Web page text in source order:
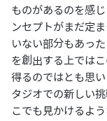
ものがあるのを感
ンセプトがまだ定
いない部分もあっ
を創出する上では
得るのではとも思
タジオでの新しい
こでも見かけるよ